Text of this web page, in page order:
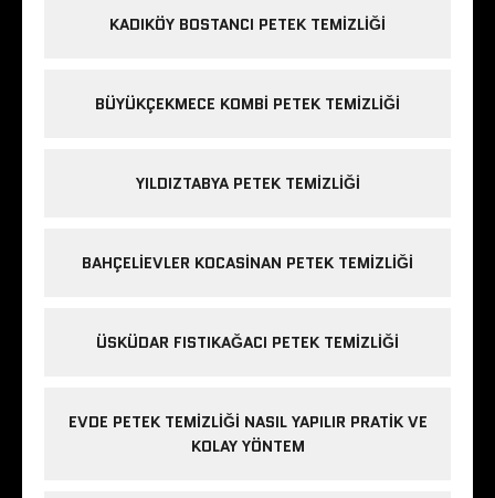
KADIKÖY BOSTANCI PETEK TEMIZLIĞI
BÜYÜKÇEKMECE KOMBI PETEK TEMIZLIĞI
YILDIZTABYA PETEK TEMIZLIĞI
BAHÇELIEVLER KOCASINAN PETEK TEMIZLIĞI
ÜSKÜDAR FISTIKAĞACI PETEK TEMIZLIĞI
EVDE PETEK TEMIZLIĞI NASIL YAPILIR PRATIK VE
KOLAY YÖNTEM